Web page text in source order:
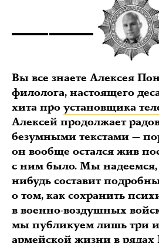
Вы все знаете Алексея
филолога, настоящего
хита про установщика
Алексей продолжает
безумными текстами —
он вообще остался жив
с ним было. Мы надеемся,
нибудь составит
о том, как сохранить
в военно-воздушных
мы публикуем лишь три
армейской жизни в рядах